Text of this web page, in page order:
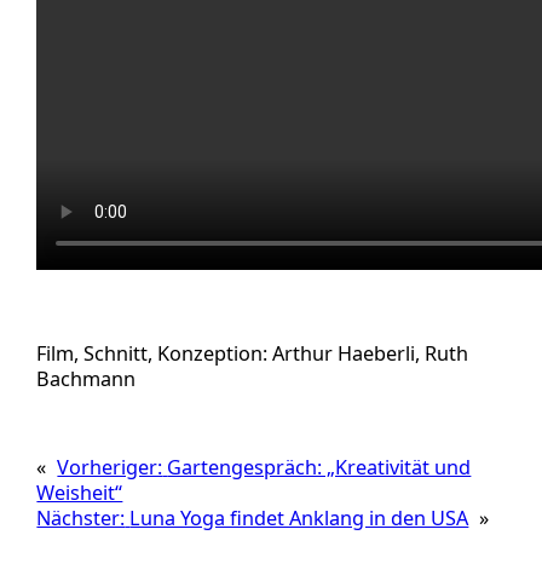
Film, Schnitt, Konzeption: Arthur Haeberli, Ruth
Bachmann
« Vorheriger: Gartengespräch: „Kreativität und
Weisheit“
Nächster: Luna Yoga findet Anklang in den USA »